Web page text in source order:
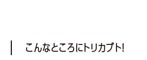
こんなところにトリカブト！